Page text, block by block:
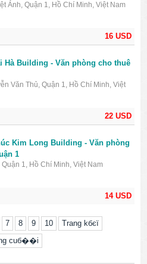
16 USD
Ánh, Quận 1, Hồ Chí Minh, Việt Nam
22 USD
Hà Building - Văn phòng cho thuê
Văn Thủ, Quận 1, Hồ Chí Minh, Việt
14 USD
Kim Long Building - Văn phòng
1
Quận 1, Hồ Chí Minh, Việt Nam
7 8 9 10
Trang kбєї
cuб��i